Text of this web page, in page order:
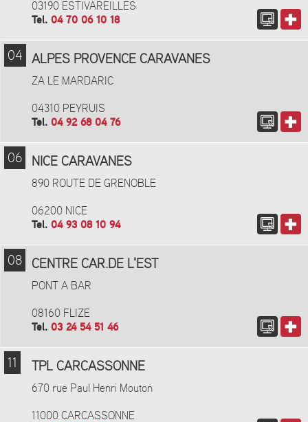
03190 ESTIVAREILLES
Tel. 04 70 06 10 18
04 ALPES PROVENCE CARAVANES
ZA LE MARDARIC
04310 PEYRUIS
Tel. 04 92 68 04 76
06 NICE CARAVANES
890 ROUTE DE GRENOBLE
06200 NICE
Tel. 04 93 08 10 94
08 CENTRE CAR.DE L'EST
PONT A BAR
08160 FLIZE
Tel. 03 24 54 51 46
11 TPL CARCASSONNE
670 rue Paul Henri Mouton
11000 CARCASSONNE